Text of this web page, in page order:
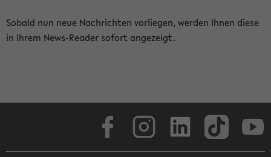
Sobald nun neue Nachrichten vorliegen, werden Ihnen diese
in Ihrem News-Reader sofort angezeigt.